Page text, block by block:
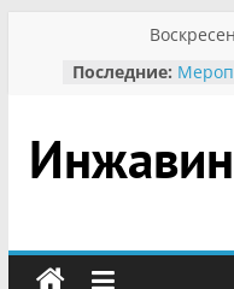
содержимому
Последние:
сельский
портал